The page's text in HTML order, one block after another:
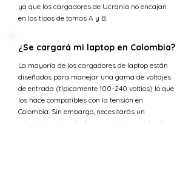
ya que los cargadores de Ucrania no encajan
en los tipos de tomas A y B.
¿Se cargará mi laptop en Colombia?
La mayoría de los cargadores de laptop están
diseñados para manejar una gama de voltajes
de entrada (típicamente 100-240 voltios) lo que
los hace compatibles con la tensión en
Colombia. Sin embargo, necesitarás un
adaptador de enchufe para ajustarse a los tipos